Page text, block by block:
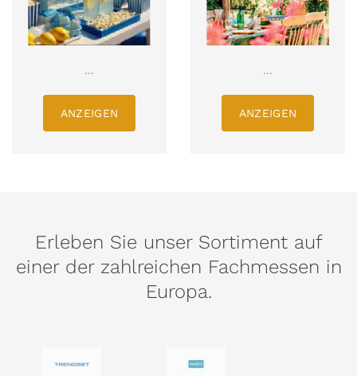
...
ANZEIGEN
...
ANZEIGEN
Erleben Sie unser Sortiment auf
einer der zahlreichen Fachmessen in
Europa.